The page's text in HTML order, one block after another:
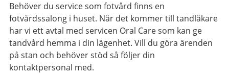
Behöver du service som fotvård finns en
fotvårdssalong i huset. När det kommer till tandläkare
har vi ett avtal med servicen Oral Care som kan ge
tandvård hemma i din lägenhet. Vill du göra ärenden
på stan och behöver stöd så följer din
kontaktpersonal med.